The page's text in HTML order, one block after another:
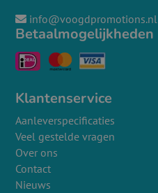
info@voogdpromotions.nl
Betaalmogelijkheden
Klantenservice
Aanleverspecificaties
Veel gestelde vragen
Over ons
Contact
Nieuws